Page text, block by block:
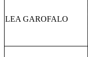
LEA GAROFALO